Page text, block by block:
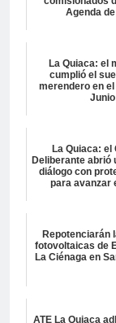
Agenda
La Quiaca: el
cumplió el
merendero en
Junio
La Quiaca: el
Deliberante abrió
diálogo con
para avanzar
Repotenciarán
fotovoltaicas de
La Ciénaga en
ATE La Quiaca